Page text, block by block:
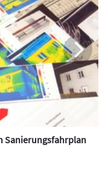
Sanierungsfahrplan